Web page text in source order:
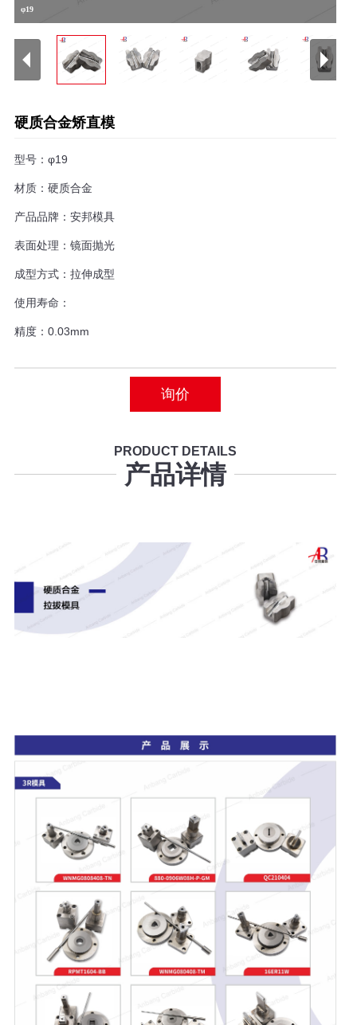
φ19
硬质合金矫直模
型号：φ19
材质：硬质合金
产品品牌：安邦模具
表面处理：镜面抛光
成型方式：拉伸成型
使用寿命：
精度：0.03mm
询价
PRODUCT DETAILS
产品详情